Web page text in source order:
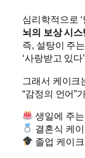
심리학적으로
뇌의 보상 시
즉, 설탕이 주
‘사랑받고 있
그래서 케이크
“감정의 언어”
생일에 주
결혼식 케
졸업 케이